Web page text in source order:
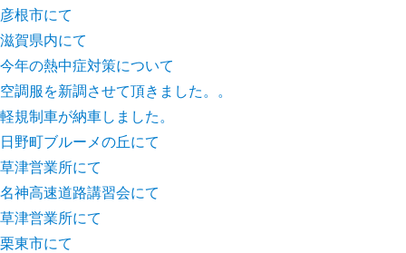
彦根市にて
滋賀県内にて
今年の熱中症対策について
空調服を新調させて頂きました。。
軽規制車が納車しました。
日野町ブルーメの丘にて
草津営業所にて
名神高速道路講習会にて
草津営業所にて
栗東市にて